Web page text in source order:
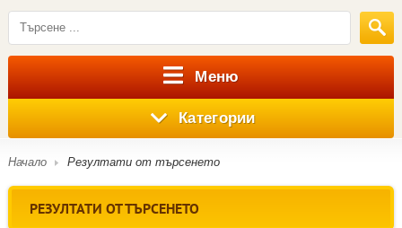
Меню
Категории
Начало Резултати от търсенето
РЕЗУЛТАТИ ОТ ТЪРСЕНЕТО